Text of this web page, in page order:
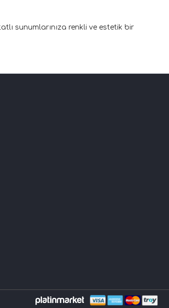
sunumlarınıza renkli ve estetik bir